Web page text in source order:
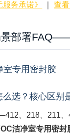
务承诺》 ｜查
部署
专用密封胶
选？核心区别
、218、211、
洁净室专用密封